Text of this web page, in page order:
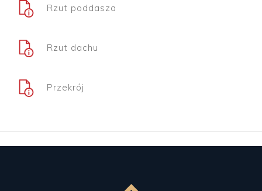
Rzut poddasza
Rzut dachu
Przekrój